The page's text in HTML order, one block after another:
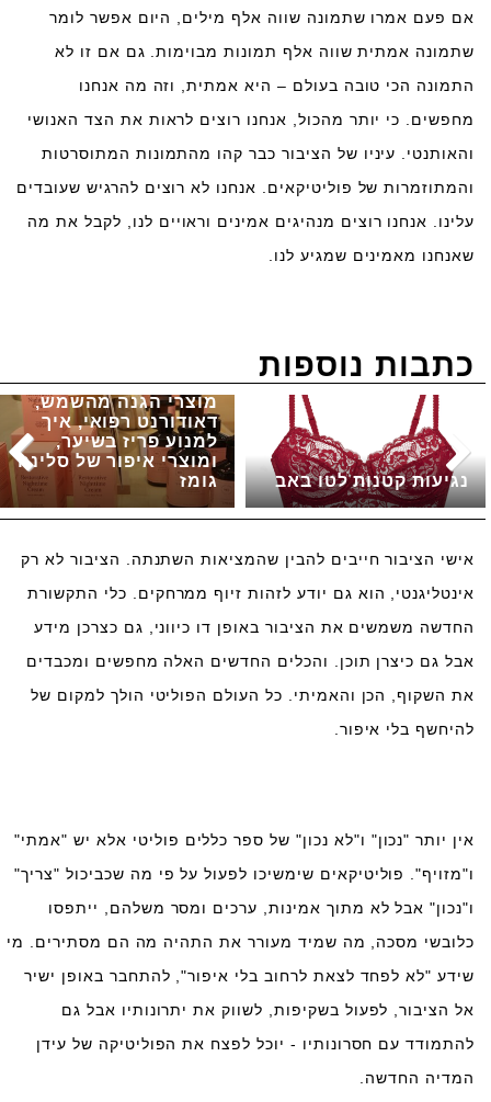
אם פעם אמרו שתמונה שווה אלף מילים, היום אפשר לומר
שתמונה אמתית שווה אלף תמונות מבוימות. גם אם זו לא
התמונה הכי טובה בעולם – היא אמתית, וזה מה אנחנו
מחפשים. כי יותר מהכול, אנחנו רוצים לראות את הצד האנושי
והאותנטי. עיניו של הציבור כבר קהו מהתמונות המתוסרטות
והמתוזמרות של פוליטיקאים. אנחנו לא רוצים להרגיש שעובדים
עלינו. אנחנו רוצים מנהיגים אמינים וראויים לנו, לקבל את מה
שאנחנו מאמינים שמגיע לנו.
כתבות נוספות
מוצרי הגנה מהשמש,
דאודורנט רפואי, איך
למנוע פריז בשיער,
ומוצרי איפור של סלינה
גומז
נגיעות קטנות לטו באב
אישי הציבור חייבים להבין שהמציאות השתנתה. הציבור לא רק
אינטליגנטי, הוא גם יודע לזהות זיוף ממרחקים. כלי התקשורת
החדשה משמשים את הציבור באופן דו כיווני, גם כצרכן מידע
אבל גם כיצרן תוכן. והכלים החדשים האלה מחפשים ומכבדים
את השקוף, הכן והאמיתי. כל העולם הפוליטי הולך למקום של
להיחשף בלי איפור.
אין יותר "נכון" ו"לא נכון" של ספר כללים פוליטי אלא יש "אמתי"
ו"מזויף". פוליטיקאים שימשיכו לפעול על פי מה שכביכול "צריך"
ו"נכון" אבל לא מתוך אמינות, ערכים ומסר משלהם, ייתפסו
כלובשי מסכה, מה שמיד מעורר את התהיה מה הם מסתירים. מי
שידע "לא לפחד לצאת לרחוב בלי איפור", להתחבר באופן ישיר
אל הציבור, לפעול בשקיפות, לשווק את יתרונותיו אבל גם
להתמודד עם חסרונותיו - יוכל לפצח את הפוליטיקה של עידן
המדיה החדשה.